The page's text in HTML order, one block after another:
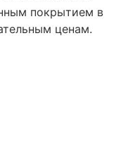
покрытием в
ценам.